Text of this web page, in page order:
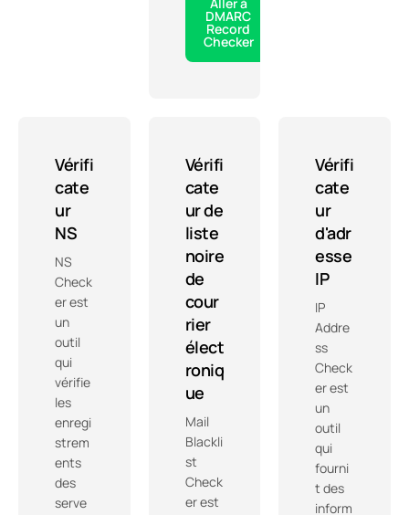
DMARC
Record
Checker
Vérifi
cate
ur
NS
NS
Check
er est
un
outil
qui
vérifie
les
enregi
strem
ents
des
serve
Vérifi
cate
ur de
liste
noire
de
cour
rier
élect
roniq
ue
Mail
Blackli
st
Check
er est
Vérifi
cate
ur
d'adr
esse
IP
IP
Addre
ss
Check
er est
un
outil
qui
fourni
t des
inform